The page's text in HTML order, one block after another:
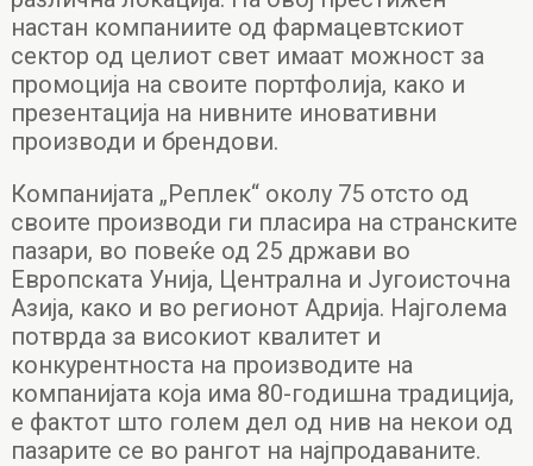
настан компаниите од фармацевтскиот
сектор од целиот свет имаат можност за
промоција на своите портфолија, како и
презентација на нивните иновативни
производи и брендови.
Компанијата „Реплек“ околу 75 отсто од
своите производи ги пласира на странските
пазари, во повеќе од 25 држави во
Европската Унија, Централна и Југоисточна
Азија, како и во регионот Адрија. Најголема
потврда за високиот квалитет и
конкурентноста на производите на
компанијата која има 80-годишна традиција,
е фактот што голем дел од нив на некои од
пазарите се во рангот на најпродаваните.